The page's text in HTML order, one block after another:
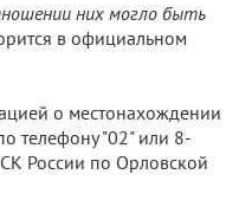
них могло быть
в официальном
о местонахождении
телефону "02" или 8-
России по Орловской